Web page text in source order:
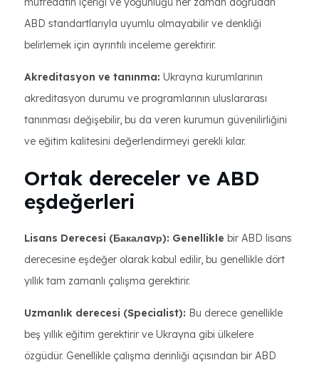
ABD standartlarıyla uyumlu olmayabilir ve denkliği
belirlemek için ayrıntılı inceleme gerektirir.
Akreditasyon ve tanınma: Ukrayna kurumlarının
akreditasyon durumu ve programlarının uluslararası
tanınması değişebilir, bu da veren kurumun güvenilirliğini
ve eğitim kalitesini değerlendirmeyi gerekli kılar.
Ortak dereceler ve ABD
eşdeğerleri
Lisans Derecesi (Бакалavр): Genellikle bir ABD lisans
derecesine eşdeğer olarak kabul edilir, bu genellikle dört
yıllık tam zamanlı çalışma gerektirir.
Uzmanlık derecesi (Specialist): Bu derece genellikle
beş yıllık eğitim gerektirir ve Ukrayna gibi ülkelere
özgüdür. Genellikle çalışma derinliği açısından bir ABD